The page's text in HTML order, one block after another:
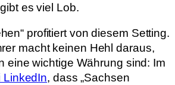
es viel Lob.
profitiert von diesem Setting.
macht keinen Hehl daraus,
eine wichtige Währung sind: Im
LinkedIn, dass „Sachsen